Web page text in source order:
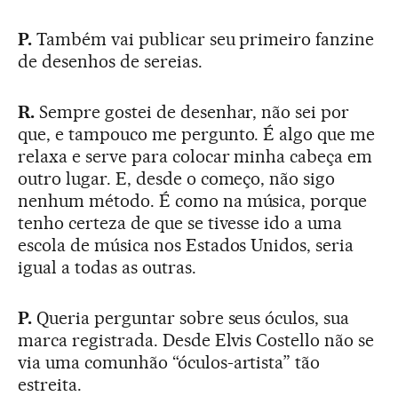
P. Também vai publicar seu primeiro fanzine
de desenhos de sereias.
R.Sempre gostei de desenhar, não sei por
que, e tampouco me pergunto. É algo que me
relaxa e serve para colocar minha cabeça em
outro lugar. E, desde o começo, não sigo
nenhum método. É como na música, porque
tenho certeza de que se tivesse ido a uma
escola de música nos Estados Unidos, seria
igual a todas as outras.
P. Queria perguntar sobre seus óculos, sua
marca registrada. Desde Elvis Costello não se
via uma comunhão “óculos-artista” tão
estreita.